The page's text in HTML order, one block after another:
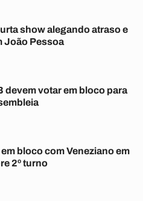
show alegando atraso e
João Pessoa
devem votar em bloco para
bloco com Veneziano em
2º turno